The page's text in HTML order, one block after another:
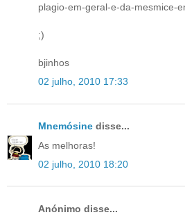
plagio-em-geral-e-da-mesmice-
;)
bjinhos
02 julho, 2010 17:33
Mnemósine disse...
As melhoras!
02 julho, 2010 18:20
Anónimo disse...